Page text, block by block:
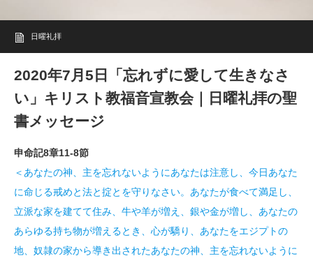
日曜礼拝
2020年7月5日「忘れずに愛して生きなさ
い」キリスト教福音宣教会｜日曜礼拝の聖
書メッセージ
申命記8章11-8節
＜あなたの神、主を忘れないようにあなたは注意し、今日あなた
に命じる戒めと法と掟とを守りなさい。あなたが食べて満足し、
立派な家を建てて住み、牛や羊が増え、銀や金が増し、あなたの
あらゆる持ち物が増えるとき、心が驕り、あなたをエジプトの
地、奴隷の家から導き出されたあなたの神、主を忘れないように